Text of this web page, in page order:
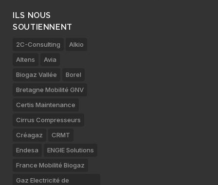
ILS NOUS
SOUTIENNENT
2C-Consulting
Alkio
Altens
Avia
Biogaz Vallée
Borel
Bretagne Mobilité GNV
Certis Maintenance
Cirrus Compresseurs
Créagaz
CRMT
Endesa
ENGIE Solutions
France Mobilité Biogaz
Gaz Electricité de